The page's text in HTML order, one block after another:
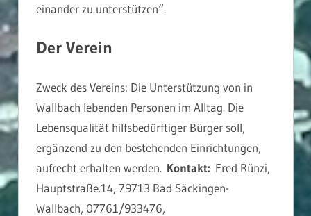
einander zu unterstützen“.
Der Verein
Zweck des Vereins: Die Unterstützung von in
Wallbach lebenden Personen im Alltag. Die
Lebensqualität hilfsbedürftiger Bürger soll,
ergänzend zu den bestehenden Einrichtungen,
aufrecht erhalten werden. Kontakt: Fred Rünzi,
Hauptstraße.14, 79713 Bad Säckingen-
Wallbach, 07761/933476,